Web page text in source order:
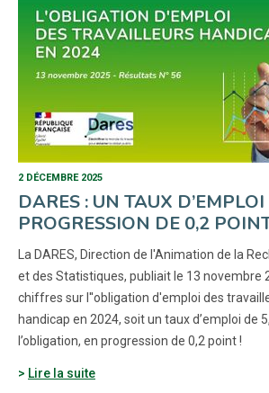
2 DÉCEMBRE 2025
DARES : UN TAUX
PROGRESSION DE 0,2
La DARES, Direction de l'Animation de la
et des Statistiques, publiait le 13 novembre
chiffres sur l''obligation d'emploi des
handicap en 2024, soit un taux d’emploi de
l’obligation, en progression de 0,2 point !
Lire la suite